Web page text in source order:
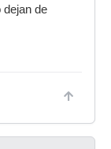
dejan de